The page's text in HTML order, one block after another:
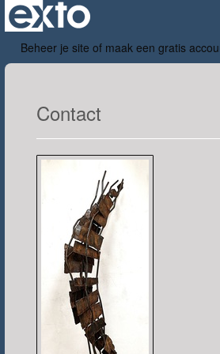
Beheer je site of maak een gratis
Contact